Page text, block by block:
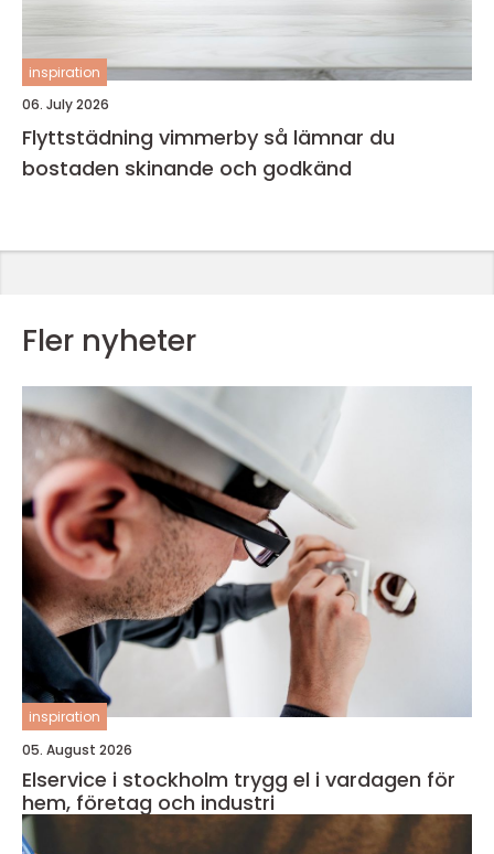
inspiration
06. July 2026
Flyttstädning vimmerby så lämnar du
bostaden skinande och godkänd
Fler nyheter
inspiration
05. August 2026
Elservice i stockholm trygg el i vardagen för
hem, företag och industri